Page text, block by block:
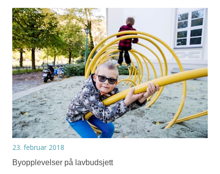
23. februar 2018
Byopplevelser på lavbudsjett